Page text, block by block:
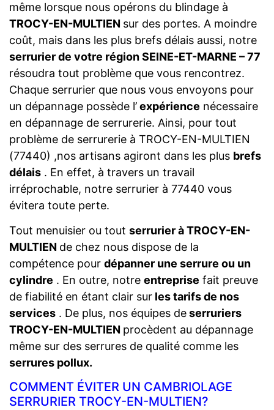
même lorsque nous opérons du blindage à
TROCY-EN-MULTIEN sur des portes. A moindre
coût, mais dans les plus brefs délais aussi, notre
serrurier de votre région SEINE-ET-MARNE – 77
résoudra tout problème que vous rencontrez.
Chaque serrurier que nous vous envoyons pour
un dépannage possède l’expérience nécessaire
en dépannage de serrurerie. Ainsi, pour tout
problème de serrurerie à TROCY-EN-MULTIEN
(77440) ,nos artisans agiront dans les plus brefs
délais . En effet, à travers un travail
irréprochable, notre serrurier à 77440 vous
évitera toute perte.
Tout menuisier ou tout serrurier à TROCY-EN-
MULTIEN de chez nous dispose de la
compétence pour dépanner une serrure ou un
cylindre . En outre, notre entreprise fait preuve
de fiabilité en étant clair sur les tarifs de nos
services . De plus, nos équipes deserruriers
TROCY-EN-MULTIEN procèdent au dépannage
même sur des serrures de qualité comme les
serrures pollux.
COMMENT ÉVITER UN CAMBRIOLAGE
SERRURIER TROCY-EN-MULTIEN?